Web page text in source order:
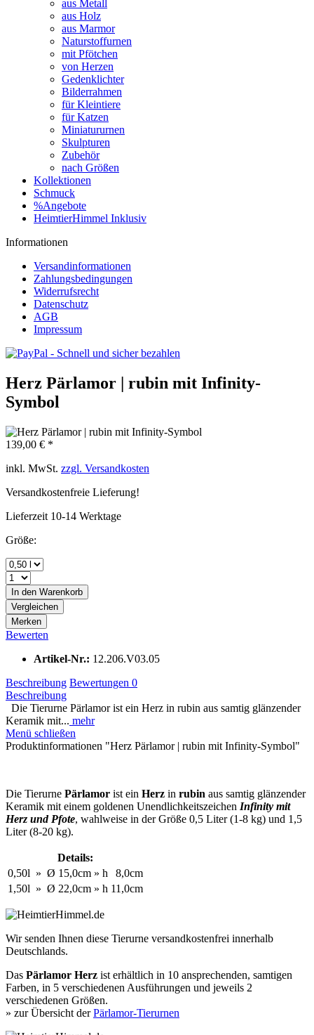
aus Metall
aus Holz
aus Marmor
Naturstoffurnen
mit Pfötchen
von Herzen
Gedenklichter
Bilderrahmen
für Kleintiere
für Katzen
Miniatururnen
Skulpturen
Zubehör
nach Größen
Kollektionen
Schmuck
%Angebote
HeimtierHimmel Inklusiv
Informationen
Versandinformationen
Zahlungsbedingungen
Widerrufsrecht
Datenschutz
AGB
Impressum
Herz Pärlamor | rubin mit Infinity-
Symbol
139,00 € *
inkl. MwSt. zzgl. Versandkosten
Versandkostenfreie Lieferung!
Lieferzeit 10-14 Werktage
Größe:
In den Warenkorb
Vergleichen
Merken
Bewerten
Artikel-Nr.: 12.206.V03.05
Beschreibung Bewertungen 0
Beschreibung
Die Tierurne Pärlamor ist ein Herz in rubin aus samtig glänzender
Keramik mit... mehr
Menü schließen
Produktinformationen "Herz Pärlamor | rubin mit Infinity-Symbol"
Die Tierurne Pärlamor ist ein Herz in rubin aus samtig glänzender
Keramik mit einem goldenen Unendlichkeitszeichen Infinity mit
Herz und Pfote, wahlweise in der Größe 0,5 Liter (1-8 kg) und 1,5
Liter (8-20 kg).
Details:
0,50l » Ø 15,0cm » h
8,0cm
1,50l » Ø 22,0cm » h 11,0cm
Wir senden Ihnen diese Tierurne versandkostenfrei innerhalb
Deutschlands.
Das Pärlamor Herz ist erhältlich in 10 ansprechenden, samtigen
Farben, in 5 verschiedenen Ausführungen und jeweils 2
verschiedenen Größen.
» zur Übersicht derPärlamor-Tierurnen